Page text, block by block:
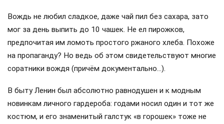
Вождь не любил сладкое, даже чай пил без сахара, зато
мог за день выпить до 10 чашек. Не ел пирожков,
предпочитая им ломоть простого ржаного хлеба. Похоже
на пропаганду? Но ведь об этом свидетельствуют многие
соратники вождя (причём документально…).
В быту Ленин был абсолютно равнодушен и к модным
новинкам личного гардероба: годами носил один и тот же
костюм, и его знаменитый галстук «в горошек» тоже не